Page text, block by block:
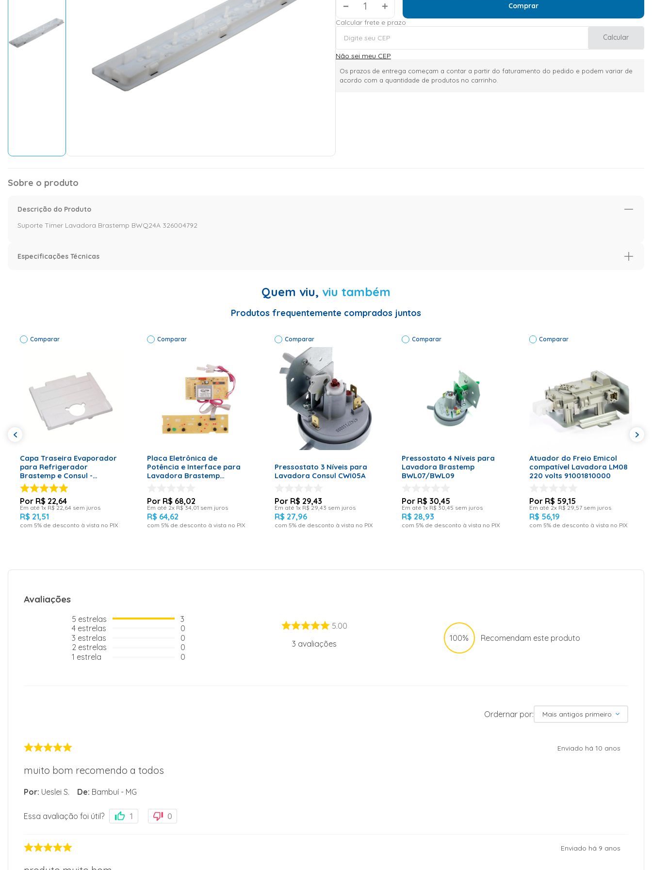
＋
Comprar
Calcular frete e prazo
Calcular
Não sei meu CEP
Os prazos de entrega começam a contar a partir do faturamento do pedido e podem variar de
acordo com a quantidade de produtos no carrinho.
Sobre o produto
Descrição do Produto
Suporte Timer Lavadora Brastemp BWQ24A 326004792
Especificações Técnicas
Quem viu, viu também
Produtos frequentemente comprados juntos
Comparar
Capa Traseira Evaporador
para Refrigerador
Brastemp e Consul -
W10477178
R$ 22,64
Em até1x R$ 22 64 sem juros
R$ 21,51
com 5% de desconto à vista no PIX
Comparar
Placa Eletrônica de
Potência e Interface para
Lavadora Brastemp
R$ 68,02
Em até 2x R$ 34 01 sem juros
R$ 64,62
com 5% de desconto à vista no PIX
Comparar
ADICIONAR AO CARRINHO
Pressostato 3 Níveis para
Lavadora Consul CWI05A
R$ 29,43
Em até 1x R$ 29 43 sem juros
R$ 27,96
com 5% de desconto à vista no PIX
Comparar
Pressostato 4 Níveis para
Lavadora Brastemp
BWL07/BWL09
R$ 30,45
Em até1x R$ 30 ,45 sem juros
R$ 28,93
com 5% de desconto à vista no PIX
Comparar
Atuador do Freio Emicol
compatível Lavadora LM08
220 volts 91001810000
R$ 59,15
Em até 2x R$ 29 57sem juros
R$ 56,19
com 5% de desconto à vista no PIX
Avaliações
5 estrelas
4 estrelas
3 estrelas
2 estrelas
1 estrela
3
0
0
0
0
5.00
3 avaliações
100% Recomendam este produto
Ordernar por: Mais antigos primeiro
Enviado há 10 anos
muito bom recomendo a todos
Por: Ueslei S. De: Bambuí - MG
Essa avaliação foi útil? 1 0
Enviado há 9 anos